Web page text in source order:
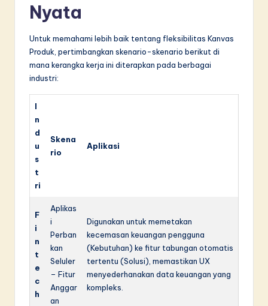
Nyata
Untuk memahami lebih baik tentang fleksibilitas Kanvas
Produk, pertimbangkan skenario-skenario berikut di
mana kerangka kerja ini diterapkan pada berbagai
industri:
I
n
d
u
s
t
ri
Skena
rio
Aplikasi
F
i
n
t
e
c
h
Aplikas
i
Perban
kan
Seluler
– Fitur
Anggar
an
Digunakan untuk memetakan
kecemasan keuangan pengguna
(Kebutuhan) ke fitur tabungan otomatis
tertentu (Solusi), memastikan UX
menyederhanakan data keuangan yang
kompleks.